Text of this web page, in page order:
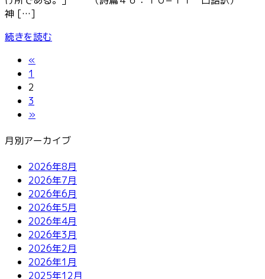
神 […]
続きを読む
投
稿
の
ー
ジ
送
り
«
固
定
ペ
ー
1
固
定
ペ
ジ
2
固
定
ー
3
»
月別アーカイブ
2026年8月
2026年7月
2026年6月
2026年5月
2026年4月
2026年3月
2026年2月
2026年1月
2025年12月